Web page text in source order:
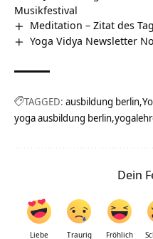
Musikfestival
Meditation – Zitat des
Yoga Vidya Newsletter
TAGGED: ausbildung berlin
yoga ausbildung berlin
Dein
Liebe Traurig Fröhlich